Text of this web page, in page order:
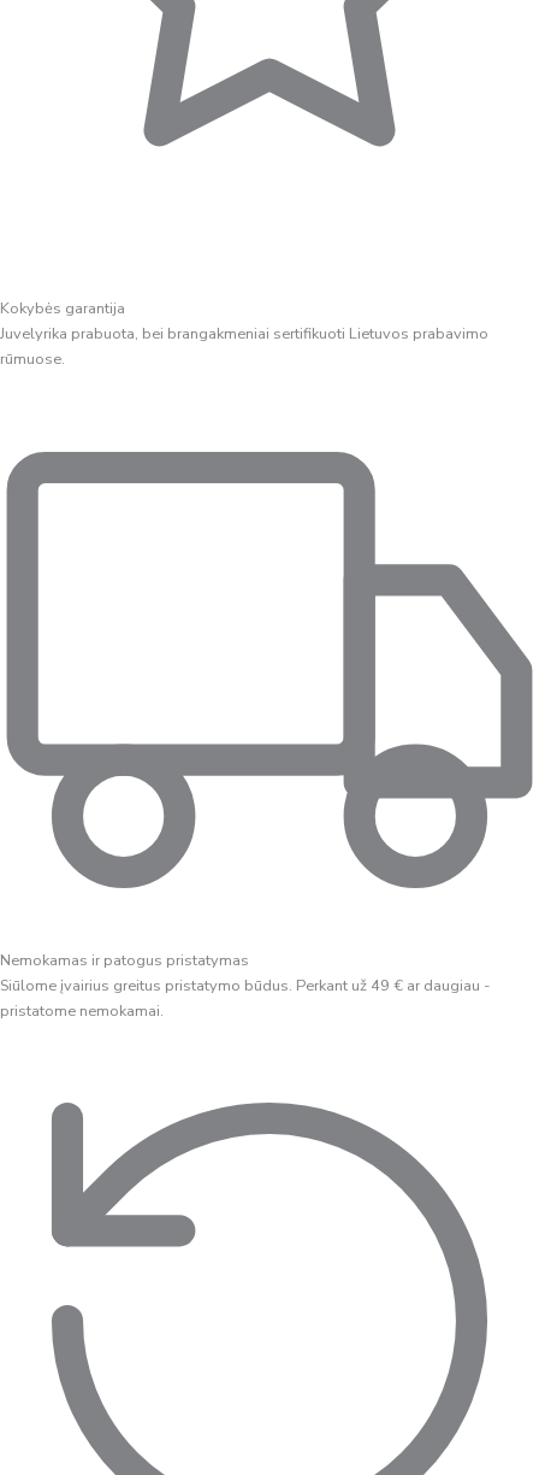
Kokybės garantija
Juvelyrika prabuota, bei brangakmeniai sertifikuoti Lietuvos prabavimo
rūmuose.
Nemokamas ir patogus pristatymas
Siūlome įvairius greitus pristatymo būdus. Perkant už 49 € ar daugiau -
pristatome nemokamai.